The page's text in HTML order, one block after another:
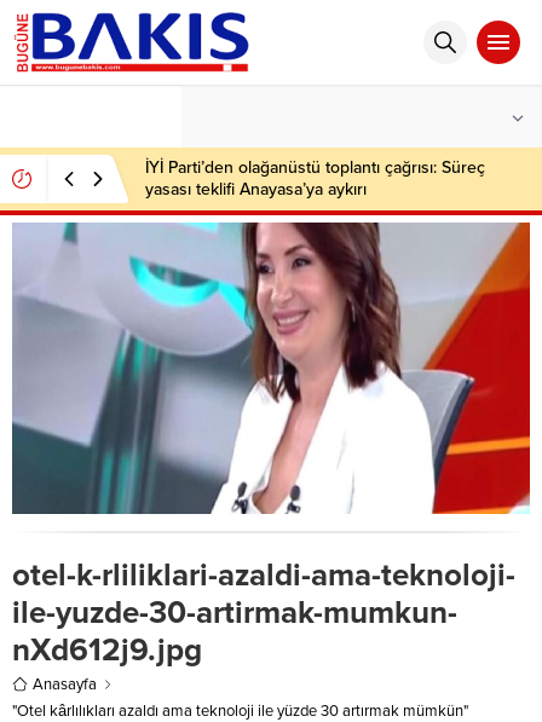
İYİ Parti’den olağanüstü toplantı çağrısı: Süreç
yasası teklifi Anayasa’ya aykırı
otel-k-rliliklari-azaldi-ama-teknoloji-
ile-yuzde-30-artirmak-mumkun-
nXd612j9.jpg
Anasayfa
"Otel kârlılıkları azaldı ama teknoloji ile yüzde 30 artırmak mümkün"